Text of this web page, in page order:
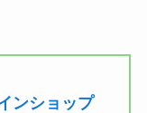
ンショップ